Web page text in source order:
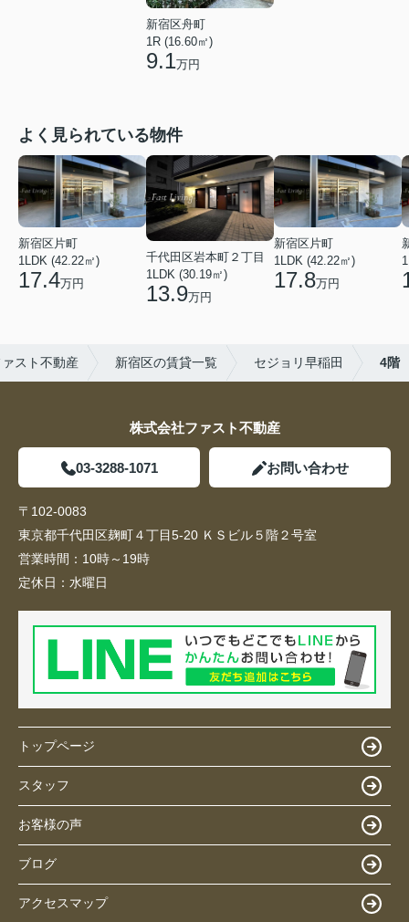
新宿区舟町
1R (16.60㎡)
9.1万円
よく見られている物件
新宿区片町
1LDK (42.22㎡)
17.4万円
千代田区岩本町２丁目
1LDK (30.19㎡)
13.9万円
新宿区片町
1LDK (42.22㎡)
17.8万円
スト不動産 新宿区の賃貸一覧 セジョリ早稲田 4階
株式会社ファスト不動産
03-3288-1071 お問い合わせ
〒102-0083
東京都千代田区麹町４丁目5-20 ＫＳビル５階２号室
営業時間： 10時～19時
定休日： 水曜日
トップページ
スタッフ
お客様の声
ブログ
アクセスマップ